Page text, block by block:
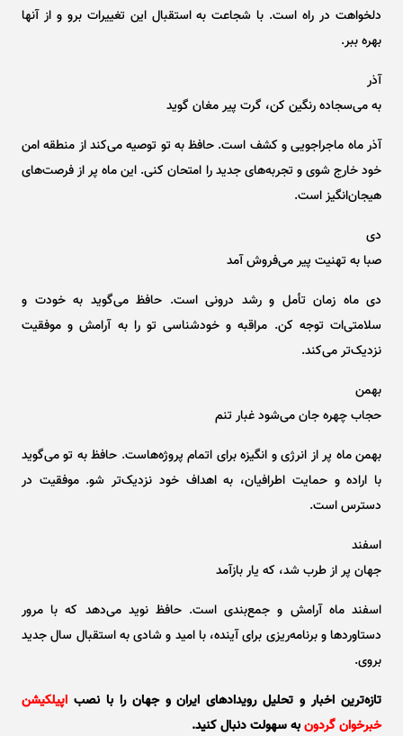
دلخواهت در راه است. با شجاعت به استقبال این تغییرات برو و از آنها
بهره ببر.
آذر
به می‌سجاده رنگین کن، گرت پیر مغان گوید
آذر ماه ماجراجویی و کشف است. حافظ به تو توصیه می‌کند از منطقه امن
خود خارج شوی و تجربه‌های جدید را امتحان کنی. این ماه پر از فرصت‌های
هیجان‌انگیز است.
دی
صبا به تهنیت پیر می‌فروش آمد
دی ماه زمان تأمل و رشد درونی است. حافظ می‌گوید به خودت و
سلامتی‌ات توجه کن. مراقبه و خودشناسی تو را به آرامش و موفقیت
نزدیک‌تر می‌کند.
بهمن
حجاب چهره جان می‌شود غبار تنم
بهمن ماه پر از انرژی و انگیزه برای اتمام پروژه‌هاست. حافظ به تو می‌گوید
با اراده و حمایت اطرافیان، به اهداف خود نزدیک‌تر شو. موفقیت در
دسترس است.
اسفند
جهان پر از طرب شد، که یار بازآمد
اسفند ماه آرامش و جمع‌بندی است. حافظ نوید می‌دهد که با مرور
دستاورد‌ها و برنامه‌ریزی برای آینده، با امید و شادی به استقبال سال جدید
بروی.
تازه‌ترین اخبار و تحلیل‌ رویدادهای ایران و جهان را با نصب اپیلکیشن
خبرخوان گردونبه سهولت دنبال کنید.